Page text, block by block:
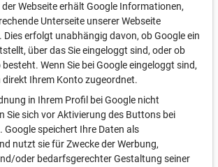
Webseite erhält Google Informationen,
Unterseite unserer Webseite
erfolgt unabhängig davon, ob Google ein
über das Sie eingeloggt sind, oder ob
Wenn Sie bei Google eingeloggt sind,
direkt Ihrem Konto zugeordnet.
in Ihrem Profil bei Google nicht
Sie sich vor Aktivierung des Buttons bei
Google speichert Ihre Daten als
nutzt sie für Zwecke der Werbung,
oder bedarfsgerechter Gestaltung seiner